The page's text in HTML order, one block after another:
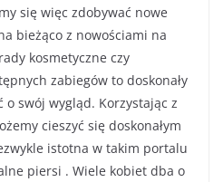
się więc zdobywać nowe
bieżąco z nowościami na
kosmetyczne czy
zabiegów to doskonały
swój wygląd. Korzystając z
cieszyć się doskonałym
istotna w takim portalu
piersi . Wiele kobiet dba o